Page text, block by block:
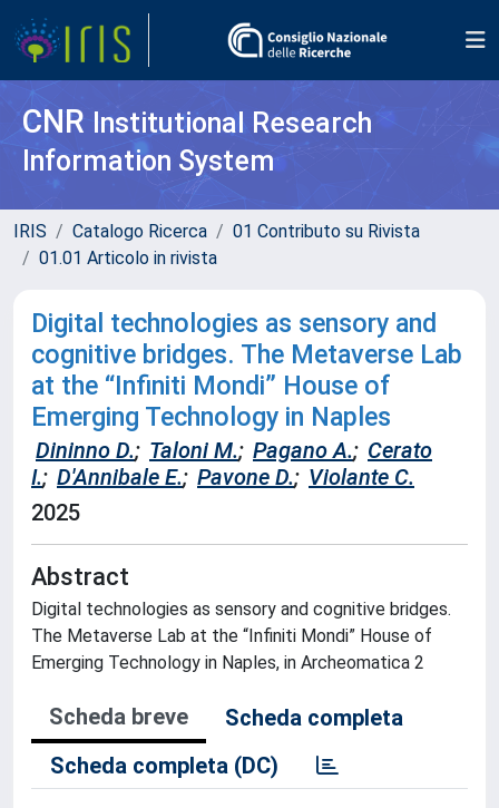
CNR Institutional Research
Information System
IRIS Catalogo Ricerca
01 Contributo su Rivista
01.01 Articolo in rivista
Digital technologies as sensory and
cognitive bridges. The Metaverse Lab
at the “Infiniti Mondi” House of
Emerging Technology in Naples
Dininno D.; Taloni M.; Pagano A.; Cerato
I.; D'Annibale E.; Pavone D.; Violante C.
2025
Abstract
Digital technologies as sensory and cognitive bridges.
The Metaverse Lab at the “Infiniti Mondi” House of
Emerging Technology in Naples, in Archeomatica 2
Scheda breve
Scheda completa
Scheda completa (DC)